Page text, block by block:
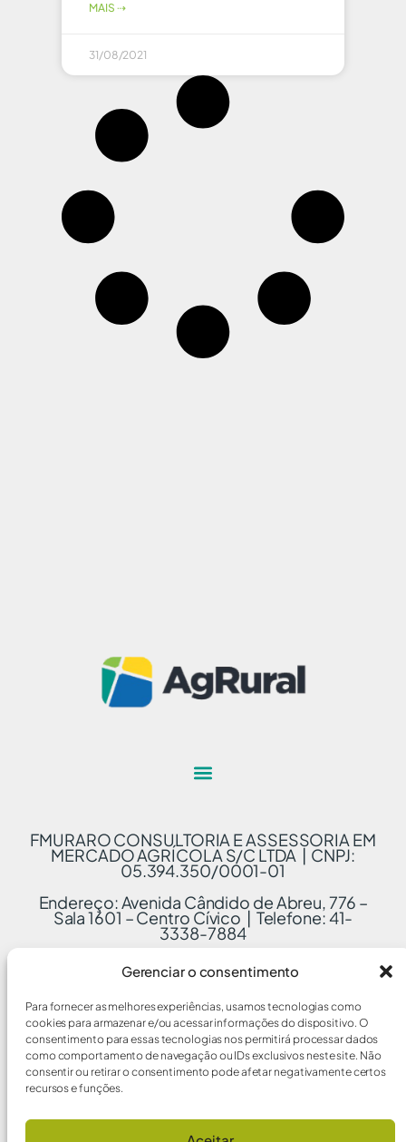
Gerenciar o consentimento
Para fornecer as melhores experiências, usamos tecnologias como
cookies para armazenar e/ou acessar informações do dispositivo. O
consentimento para essas tecnologias nos permitirá processar dados
como comportamento de navegação ou IDs exclusivos neste site. Não
consentir ou retirar o consentimento pode afetar negativamente certos
recursos e funções.
MAIS ⇢
31/08/2021
FMURARO CONSULTORIA E ASSESSORIA EM
MERCADO AGRÍCOLA S/C LTDA | CNPJ:
05.394.350/0001-01
Endereço: Avenida Cândido de Abreu, 776 –
Sala 1601 – Centro Cívico | Telefone: 41-
3338-7884